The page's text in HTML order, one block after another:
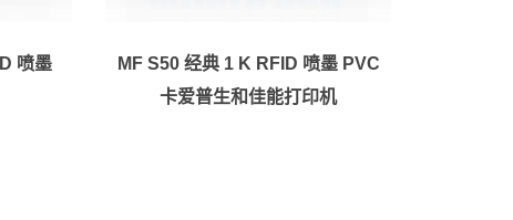
喷墨
MF S50 经典 1 K RFID 喷墨 PVC
卡爱普生和佳能打印机